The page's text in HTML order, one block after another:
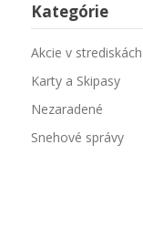
Kategórie
Akcie v strediskách
Karty a Skipasy
Nezaradené
Snehové správy